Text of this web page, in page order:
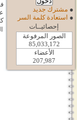
● مشترك جديد
● استعادة كلمة السر
إحصائيــات
الصور المرفوعة
85,033,172
الأعضاء
207,987